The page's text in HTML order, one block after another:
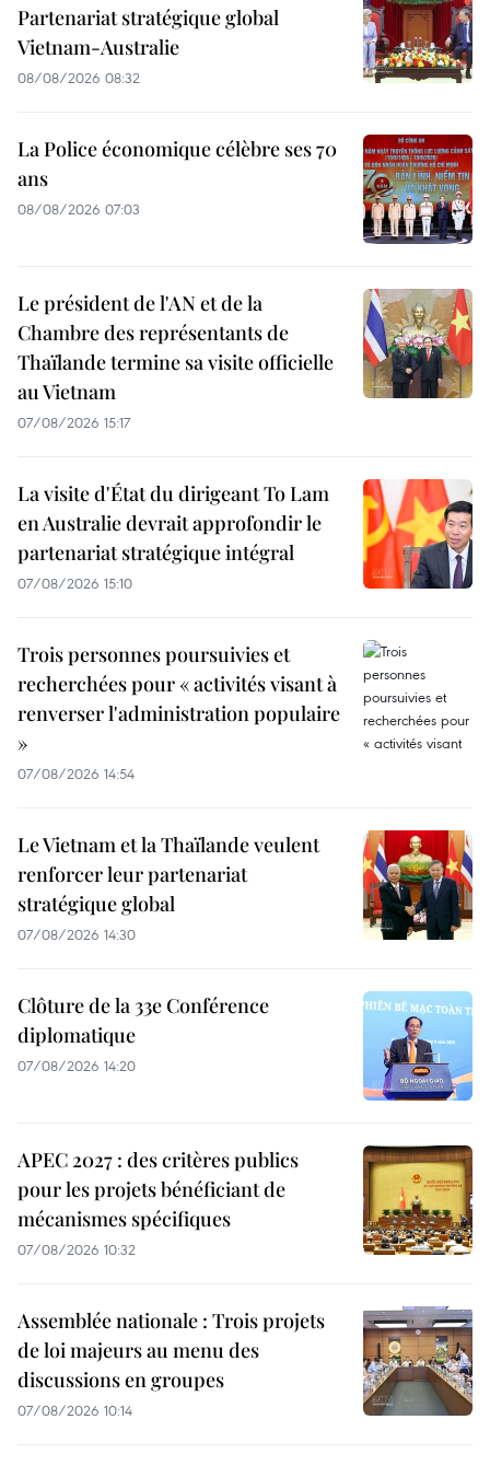
Partenariat stratégique global
Vietnam-Australie
08/08/2026 08:32
La Police économique célèbre ses 70
ans
08/08/2026 07:03
Le président de l'AN et de la
Chambre des représentants de
Thaïlande termine sa visite officielle
au Vietnam
07/08/2026 15:17
La visite d'État du dirigeant To Lam
en Australie devrait approfondir le
partenariat stratégique intégral
07/08/2026 15:10
Trois personnes poursuivies et
recherchées pour « activités visant à
renverser l'administration populaire
»
07/08/2026 14:54
Le Vietnam et la Thaïlande veulent
renforcer leur partenariat
stratégique global
07/08/2026 14:30
Clôture de la 33e Conférence
diplomatique
07/08/2026 14:20
APEC 2027 : des critères publics
pour les projets bénéficiant de
mécanismes spécifiques
07/08/2026 10:32
Assemblée nationale : Trois projets
de loi majeurs au menu des
discussions en groupes
07/08/2026 10:14